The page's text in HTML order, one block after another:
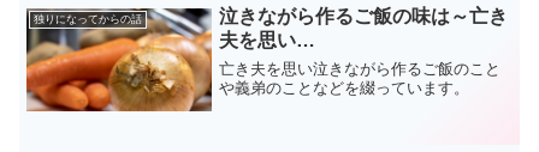
独りになってからの話
泣きながら作るご飯の味は～亡き
夫を思い…
亡き夫を思い泣きながら作るご飯のこと
や義弟のことなどを綴っています。